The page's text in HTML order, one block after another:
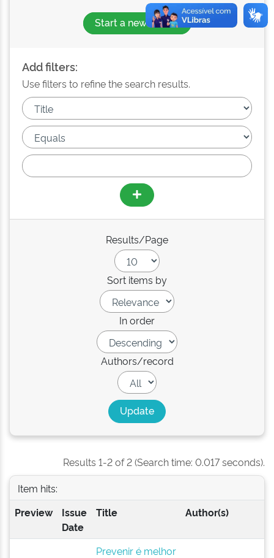
Start a new search
Add filters:
Use filters to refine the search results.
Results/Page
Sort items by
In order
Authors/record
Results 1-2 of 2 (Search time: 0.017 seconds).
Item hits:
Preview
Issue
Date
Title Author(s)
Prevenir é melhor